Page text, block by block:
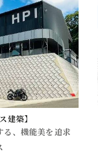
建築】
る、機能美を追求